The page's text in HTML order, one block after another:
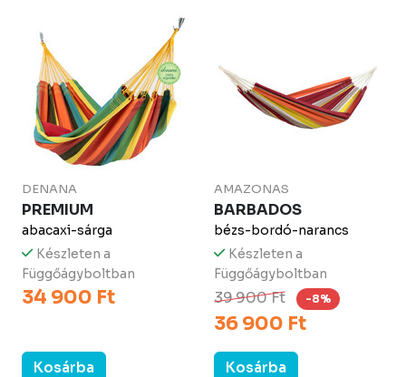
DENANA
PREMIUM
abacaxi-sárga
Készleten a
Függőágyboltban
34 900 Ft
Kosárba
AMAZONAS
BARBADOS
bézs-bordó-narancs
Készleten a
Függőágyboltban
39 900 Ft -8%
36 900 Ft
Kosárba